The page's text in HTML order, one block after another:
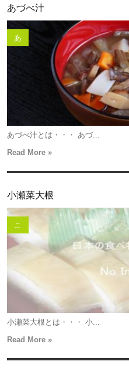
あづべ汁
あ
あづべ汁とは・・・ あづ...
Read More »
小瀬菜大根
こ
小瀬菜大根とは・・・ 小...
Read More »